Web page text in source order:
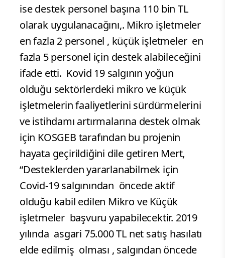
ise destek personel başına 110 bin TL
olarak uygulanacağını,. Mikro işletmeler
en fazla 2 personel , küçük işletmeler en
fazla 5 personel için destek alabileceğini
ifade etti. Kovid 19 salgının yoğun
olduğu sektörlerdeki mikro ve küçük
işletmelerin faaliyetlerini sürdürmelerini
ve istihdamı artırmalarına destek olmak
için KOSGEB tarafından bu projenin
hayata geçirildiğini dile getiren Mert,
“Desteklerden yararlanabilmek için
Covid-19 salgınından öncede aktif
olduğu kabil edilen Mikro ve Küçük
işletmeler başvuru yapabilecektir. 2019
yılında asgari 75.000 TL net satış hasılatı
elde edilmiş olması , salgından öncede